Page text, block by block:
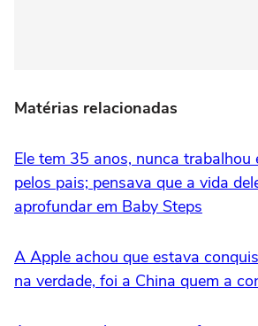
Matérias relacionadas
Ele tem 35 anos, nunca trabalhou
pelos pais; pensava que a vida
aprofundar em Baby Steps
A Apple achou que estava
na verdade, foi a China quem a